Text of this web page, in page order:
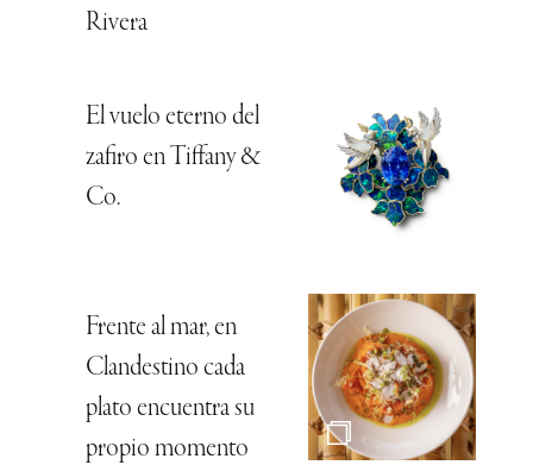
Rivera
El vuelo eterno del
zafiro en Tiffany &
Co.
Frente al mar, en
Clandestino cada
plato encuentra su
propio momento